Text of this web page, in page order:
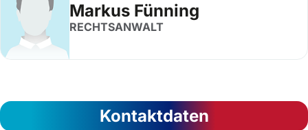
Markus Fünning
RECHTSANWALT
Kontaktdaten